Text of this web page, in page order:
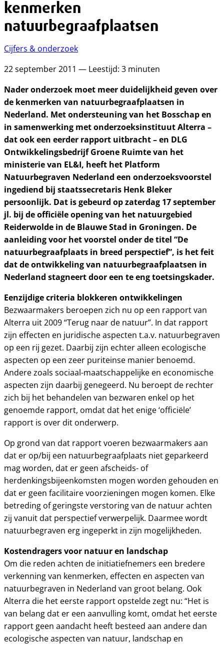
kenmerken
natuurbegraafplaatsen
Cijfers & onderzoek
22 september 2011 — Leestijd: 3 minuten
Nader onderzoek moet meer duidelijkheid geven over
de kenmerken van natuurbegraafplaatsen in
Nederland. Met ondersteuning van het Bosschap en
in samenwerking met onderzoeksinstituut Alterra –
dat ook een eerder rapport uitbracht – en DLG
Ontwikkelingsbedrijf Groene Ruimte van het
ministerie van EL&I, heeft het Platform
Natuurbegraven Nederland een onderzoeksvoorstel
ingediend bij staatssecretaris Henk Bleker
persoonlijk. Dat is gebeurd op zaterdag 17 september
jl. bij de officiële opening van het natuurgebied
Reiderwolde in de Blauwe Stad in Groningen. De
aanleiding voor het voorstel onder de titel “De
natuurbegraafplaats in breed perspectief”, is het feit
dat de ontwikkeling van natuurbegraafplaatsen in
Nederland stagneert door een te eng toetsingskader.
Eenzijdige criteria blokkeren ontwikkelingen
Bezwaarmakers beroepen zich nu op een rapport van
Alterra uit 2009 “Terug naar de natuur”. In dat rapport
zijn effecten en juridische aspecten t.a.v. natuurbegraven
op een rij gezet. Daarbij zijn echter alleen ecologische
aspecten op een zeer puriteinse manier benoemd.
Andere zoals sociaal-maatschappelijke en economische
aspecten zijn daarbij genegeerd. Nu beroept de rechter
zich bij het behandelen van bezwaren enkel op het
genoemde rapport, omdat dat het enige ‘officiële’
rapport is over dit onderwerp.
Op grond van dat rapport voeren bezwaarmakers aan
dat er op/bij een natuurbegraafplaats niet geparkeerd
mag worden, dat er geen afscheids- of
herdenkingsbijeenkomsten mogen worden gehouden en
dat er geen facilitaire voorzieningen mogen komen. Elke
betreding of geringste verstoring van de natuur achten
zij vanuit dat perspectief verwerpelijk. Daarmee wordt
natuurbegraven erg ingeperkt in zijn mogelijkheden.
Kostendragers voor natuur en landschap
Om die reden achten de initiatiefnemers een bredere
verkenning van kenmerken, effecten en aspecten van
natuurbegraven in Nederland van groot belang. Ook
Alterra die het eerste rapport opstelde zegt nu: “Het is
van belang dat er een aanvulling komt, omdat het eerste
rapport geen aandacht heeft besteed aan andere dan
ecologische aspecten van natuur, landschap en